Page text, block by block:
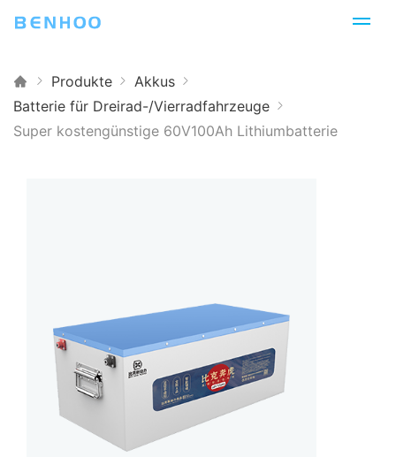
Produkte
Akkus
Batterie für Dreirad-/Vierradfahrzeuge
Super kostengünstige 60V100Ah Lithiumbatterie